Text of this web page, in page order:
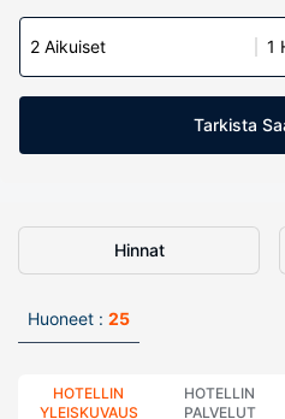
2 Aikuiset 1
Tarkista
Hinnat
Huoneet : 25
HOTELLIN
YLEISKUVAUS
HOTELLIN
PALVELUT